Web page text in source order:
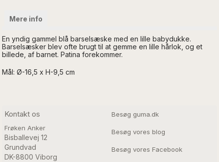
Mere info
En yndig gammel blå barselsæske med en lille babydukke.
Barselsæsker blev ofte brugt til at gemme en lille hårlok, og et
billede, af barnet. Patina forekommer.
Mål: Ø-16,5 x H-9,5 cm
Kontakt os
Frøken Anker
Bisballevej 12
Grundvad
DK-8800 Viborg
Besøg guma.dk
Besøg vores blog
Besøg vores Facebook